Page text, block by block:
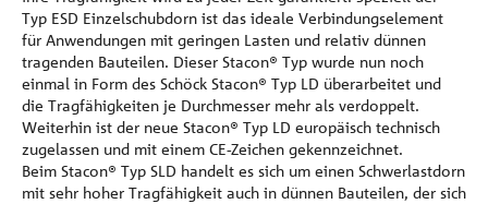
Typ ESD Einzelschubdorn ist das ideale Verbindungselement
für Anwendungen mit geringen Lasten und relativ dünnen
tragenden Bauteilen. Dieser Stacon® Typ wurde nun noch
einmal in Form des Schöck Stacon® Typ LD überarbeitet und
die Tragfähigkeiten je Durchmesser mehr als verdoppelt.
Weiterhin ist der neue Stacon® Typ LD europäisch technisch
zugelassen und mit einem CE-Zeichen gekennzeichnet.
Beim Stacon® Typ SLD handelt es sich um einen Schwerlastdorn
mit sehr hoher Tragfähigkeit auch in dünnen Bauteilen, der sich